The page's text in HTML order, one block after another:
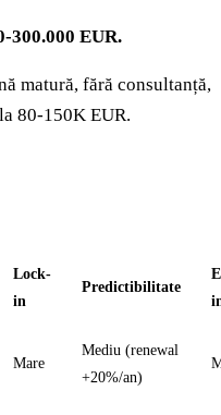
300.000 EUR.
matură, fără consultanță,
80-150K EUR.
Lock-
in
Predictibilitate
Mare
Mediu (renewal
+20%/an)